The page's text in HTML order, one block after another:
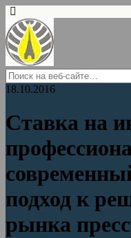
18.10.2016
Ставка на
подход к
рынка